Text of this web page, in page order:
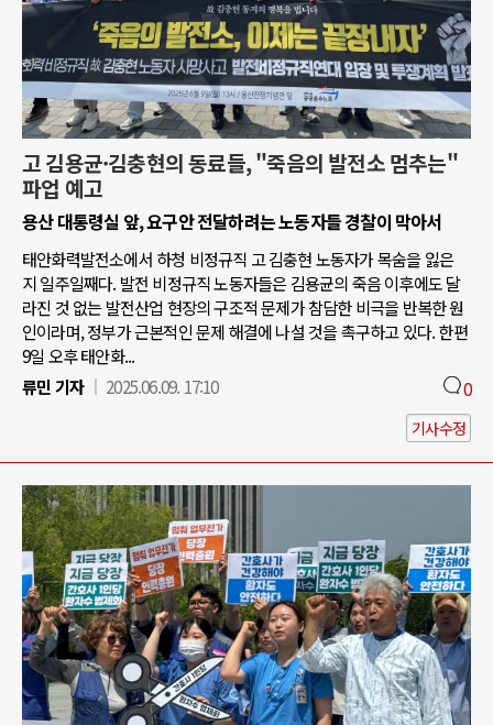
고 김용균·김충현의 동료들, "죽음의 발전소 멈추는"
파업 예고
용산 대통령실 앞, 요구안 전달하려는 노동자들 경찰이 막아서
태안화력발전소에서 하청 비정규직 고 김충현 노동자가 목숨을 잃은
지 일주일째다. 발전 비정규직 노동자들은 김용균의 죽음 이후에도 달
라진 것 없는 발전산업 현장의 구조적 문제가 참담한 비극을 반복한 원
인이라며, 정부가 근본적인 문제 해결에 나설 것을 촉구하고 있다. 한편
9일 오후 태안화...
류민 기자
2025.06.09. 17:10 0
기사수정